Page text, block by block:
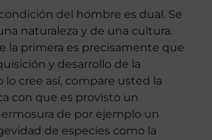
del hombre es dual. Se
naturaleza y de una cultura.
la primera es precisamente que
y desarrollo de la
lo cree así, compare usted la
con que es provisto un
de por ejemplo un
de especies como la